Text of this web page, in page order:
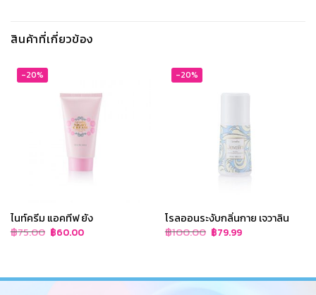
สินค้าที่เกี่ยวข้อง
-20%
ไนท์ครีม แอคทีฟ ยัง
฿75.00 Original
price
฿60.00Current
price
-20%
โรลออนระงับกลิ่นกาย เจวาลิน
฿100.00 Original
price
฿79.99Current
price